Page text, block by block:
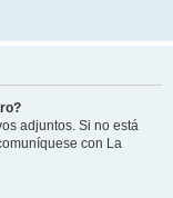
adjuntos. Si no está
con La